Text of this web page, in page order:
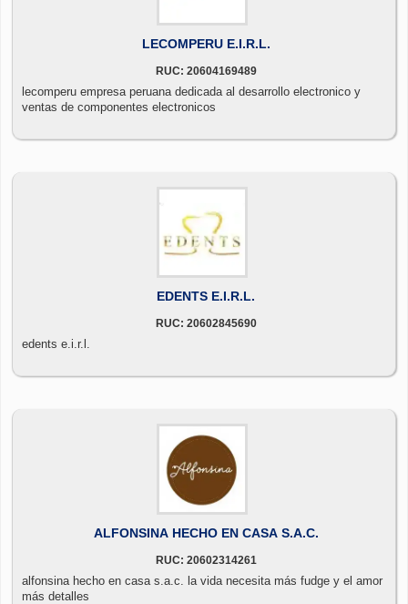
LECOMPERU E.I.R.L.
RUC: 20604169489
lecomperu empresa peruana dedicada al desarrollo electronico y
ventas de componentes electronicos
EDENTS E.I.R.L.
RUC: 20602845690
edents e.i.r.l.
ALFONSINA HECHO EN CASA S.A.C.
RUC: 20602314261
alfonsina hecho en casa s.a.c. la vida necesita más fudge y el amor
más detalles